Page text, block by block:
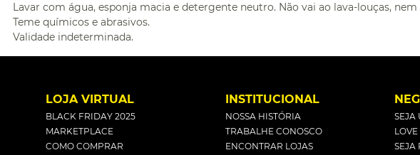
Lavar com água, esponja macia e detergente neutro. Não vai ao lava-louças,
Teme químicos e abrasivos.
Validade indeterminada.
LOJA VIRTUAL
BLACK FRIDAY 2025
MARKETPLACE
COMO COMPRAR
INSTITUCIONAL
NOSSA HISTÓRIA
TRABALHE CONOSCO
ENCONTRAR LOJAS
SEJA
SEJA